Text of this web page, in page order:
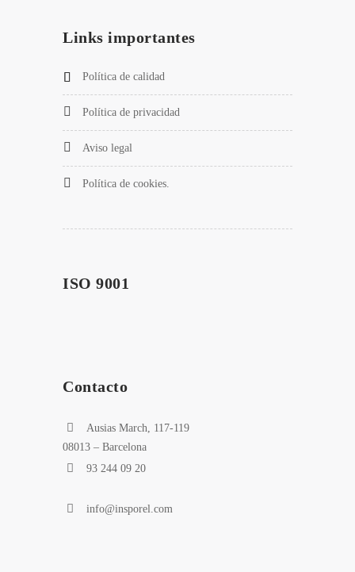
Links importantes
Política de calidad
Política de privacidad
Aviso legal
Política de cookies.
ISO 9001
Contacto
Ausias March, 117-119
08013 – Barcelona
93 244 09 20
info@insporel.com